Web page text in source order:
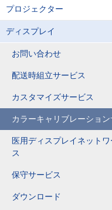
プロジェクター
ディスプレイ
お問い合わせ
配送時組立サービス
カスタマイズサービス
カラーキャリブレーション
医用ディスプレイネット
ス
保守サービス
ダウンロード